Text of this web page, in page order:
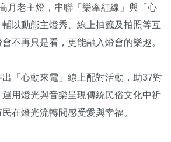
月老主燈，串聯「樂牽紅線」與「心
以動態主燈秀、線上抽籤及拍照等互
不再只是看，更能融入燈會的樂趣。
「心動來電」線上配對活動，助37對
用燈光與音樂呈現傳統民俗文化中祈
在燈光流轉間感受愛與幸福。